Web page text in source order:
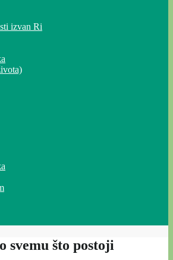
izvan Ri
svemu što postoji